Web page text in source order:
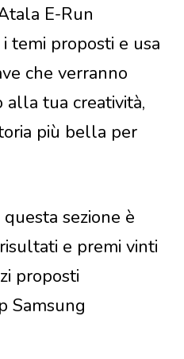
E-Run
temi proposti e usa
che verranno
alla tua creatività,
più bella per
questa sezione è
e premi vinti
proposti
Samsung